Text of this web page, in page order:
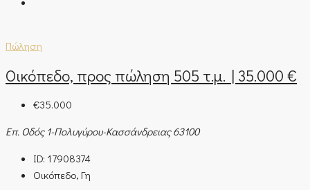
Πώληση
Οικόπεδο, προς πώληση 505 τ.μ. | 35.000 €
€35.000
Επ. Οδός 1-Πολυγύρου-Κασσάνδρειας 63100
ID: 17908374
Οικόπεδο, Γη